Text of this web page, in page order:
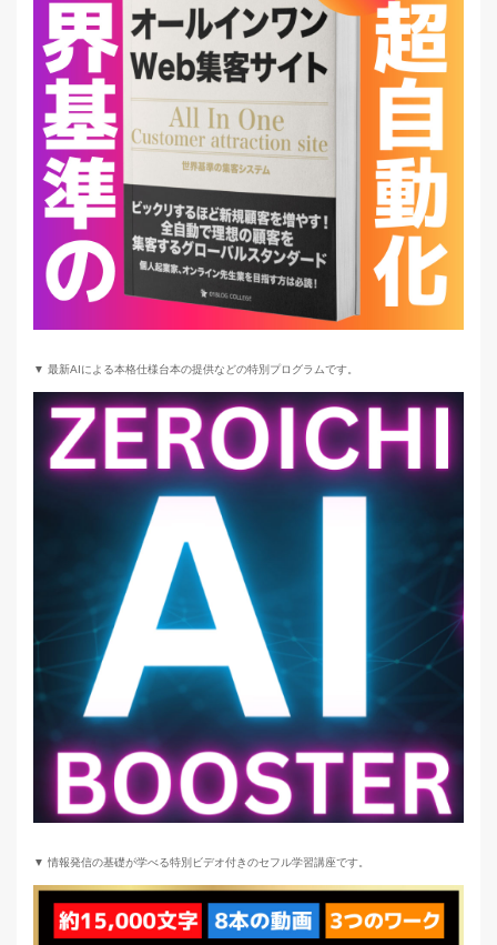
▼ 最新AIによる本格仕様台本の提供などの特別プログラムです。
▼ 情報発信の基礎が学べる特別ビデオ付きのセフル学習講座です。